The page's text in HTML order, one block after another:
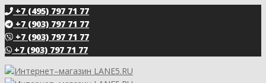
+7 (495) 797 71 77
+7 (903) 797 71 77
+7 (903) 797 71 77
+7 (903) 797 71 77